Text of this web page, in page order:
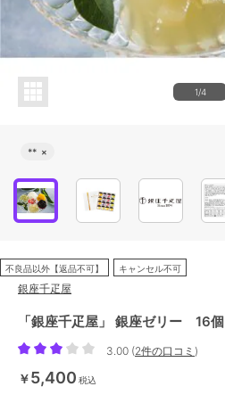
1/4
** ×
不良品以外【返品不可】 キャンセル不可
銀座千疋屋
「銀座千疋屋」 銀座ゼリー 16個
3.00 (2件の口コミ )
￥5,400 税込